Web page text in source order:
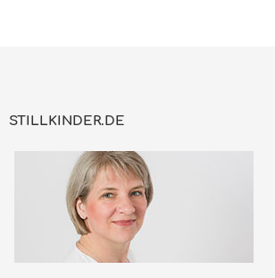
STILLKINDER.DE